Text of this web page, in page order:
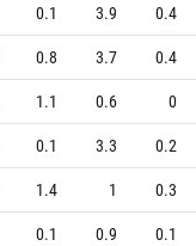
0.1 3.9
0.4
0.8 3.7
0.4
1.1 0.6
0
0.1 3.3
0.2
1.4 1
0.3
0.1 0.9 0.1